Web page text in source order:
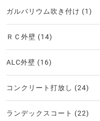
ガルバリウム吹き付け (1)
ＲＣ外壁 (14)
ALC外壁 (16)
コンクリート打放し (24)
ランデックスコート (22)